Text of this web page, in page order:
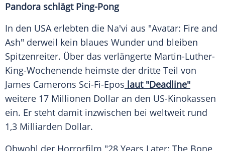
Pandora schlägt Ping-Pong
In den USA erlebten die Na'vi aus "Avatar: Fire and
Ash" derweil kein blaues Wunder und bleiben
Spitzenreiter. Über das verlängerte Martin-Luther-
King-Wochenende heimste der dritte Teil von
James Camerons Sci-Fi-Epos laut "Deadline"
weitere 17 Millionen Dollar an den US-Kinokassen
ein. Er steht damit inzwischen bei weltweit rund
1,3 Milliarden Dollar.